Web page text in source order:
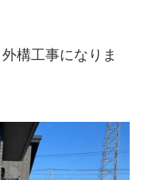
外構工事になりま